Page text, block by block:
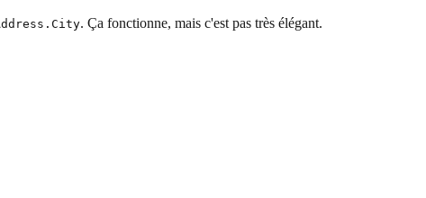
. Ça fonctionne, mais c'est pas très élégant.